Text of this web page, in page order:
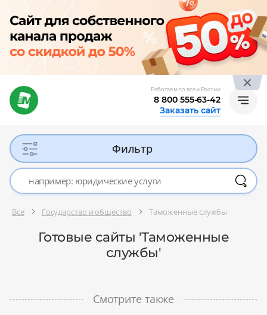
Работаем по всей России
8 800 555-63-42
Заказать сайт
Фильтр
Все Государство и общество Таможенные службы
Готовые сайты 'Таможенные
службы'
Смотрите также